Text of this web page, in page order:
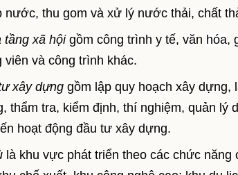
nước, thu gom và xử lý nước thải, chất
tầng xã hộigồm công trình y tế, văn hóa,
viên và công trình khác.
xây dựng gồm lập quy hoạch xây
thẩm tra, kiểm định, thí nghiệm, quản lý
hoạt động đầu tư xây dựng.
là khu vực phát triển theo các chức